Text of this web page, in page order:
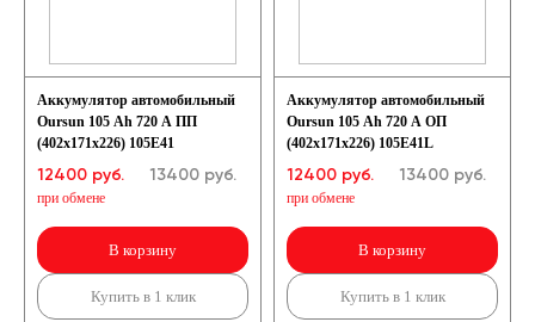
Аккумулятор автомобильный
Oursun 105 Ah 720 A ПП
(402х171х226) 105E41
12400 руб.
при обмене
13400руб.
В корзину
Купить в 1 клик
Аккумулятор автомобильный
Oursun 105 Ah 720 A ОП
(402х171х226) 105E41L
12400 руб.
при обмене
13400руб.
В корзину
Купить в 1 клик